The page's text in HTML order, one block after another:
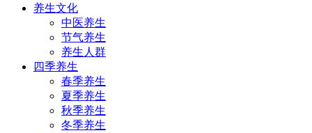
养生文化
中医养生
节气养生
养生人群
四季养生
春季养生
夏季养生
秋季养生
冬季养生